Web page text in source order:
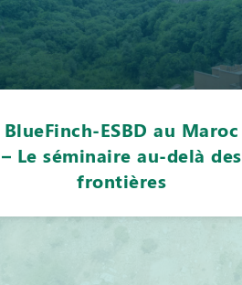
BlueFinch-ESBD au Maroc
– Le séminaire au-delà des
frontières